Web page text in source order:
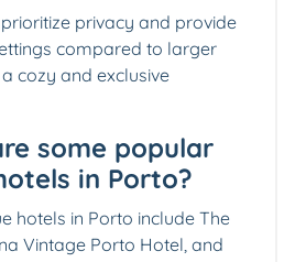
privacy and provide
compared to larger
cozy and exclusive
some popular
in Porto?
hotels in Porto include The
Vintage Porto Hotel, and